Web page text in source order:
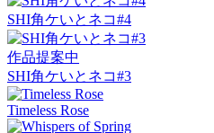
SHI角ケいとネコ#4
作品提案中
SHI角ケいとネコ#3
Timeless Rose